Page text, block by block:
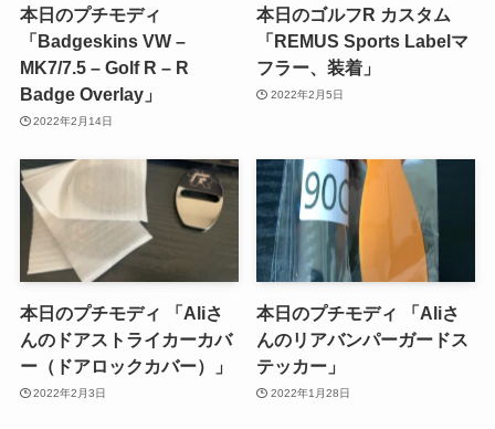
本日のプチモディ
「Badgeskins VW –
MK7/7.5 – Golf R – R
Badge Overlay」
2022年2月14日
本日のゴルフR カスタム
「REMUS Sports Labelマ
フラー、装着」
2022年2月5日
本日のプチモディ 「Aliさ
んのドアストライカーカバ
ー（ドアロックカバー）」
2022年2月3日
本日のプチモディ 「Aliさ
んのリアバンパーガードス
テッカー」
2022年1月28日